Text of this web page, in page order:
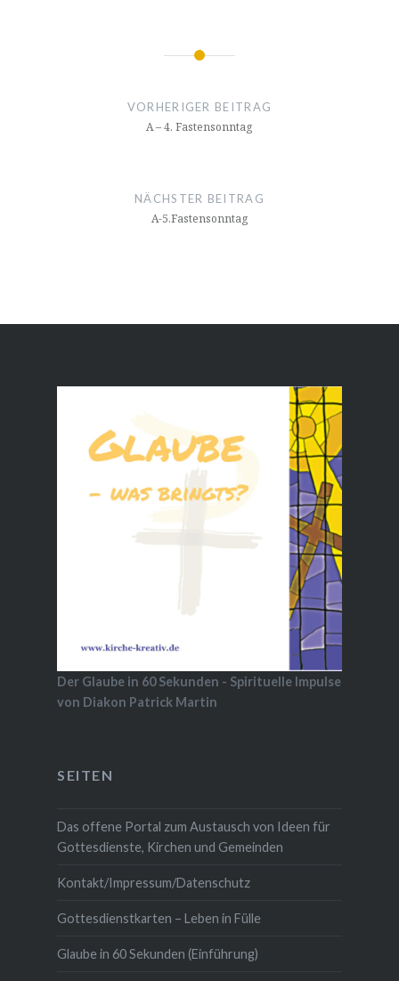
Beitragsnavigation
VORHERIGER BEITRAG
A – 4. Fastensonntag
NÄCHSTER BEITRAG
A-5.Fastensonntag
Der Glaube in 60 Sekunden - Spirituelle Impulse
von Diakon Patrick Martin
SEITEN
Das offene Portal zum Austausch von Ideen für
Gottesdienste, Kirchen und Gemeinden
Kontakt/Impressum/Datenschutz
Gottesdienstkarten – Leben in Fülle
Glaube in 60 Sekunden (Einführung)